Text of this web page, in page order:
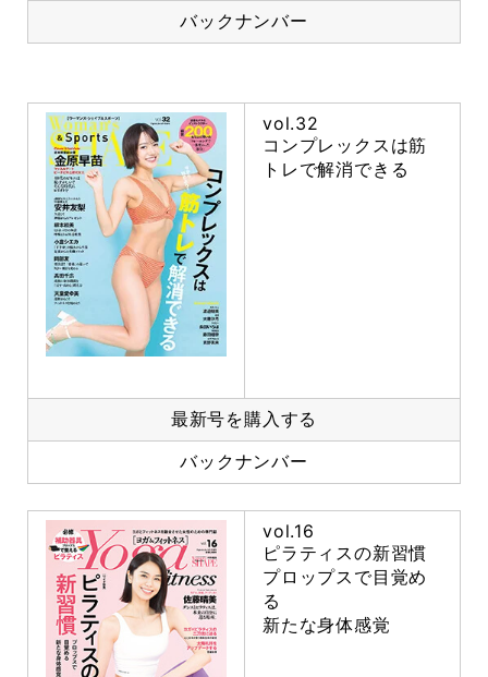
バックナンバー
vol.32
コンプレックスは筋
トレで解消できる
最新号を購入する
バックナンバー
vol.16
ピラティスの新習慣
プロップスで目覚め
る
新たな身体感覚